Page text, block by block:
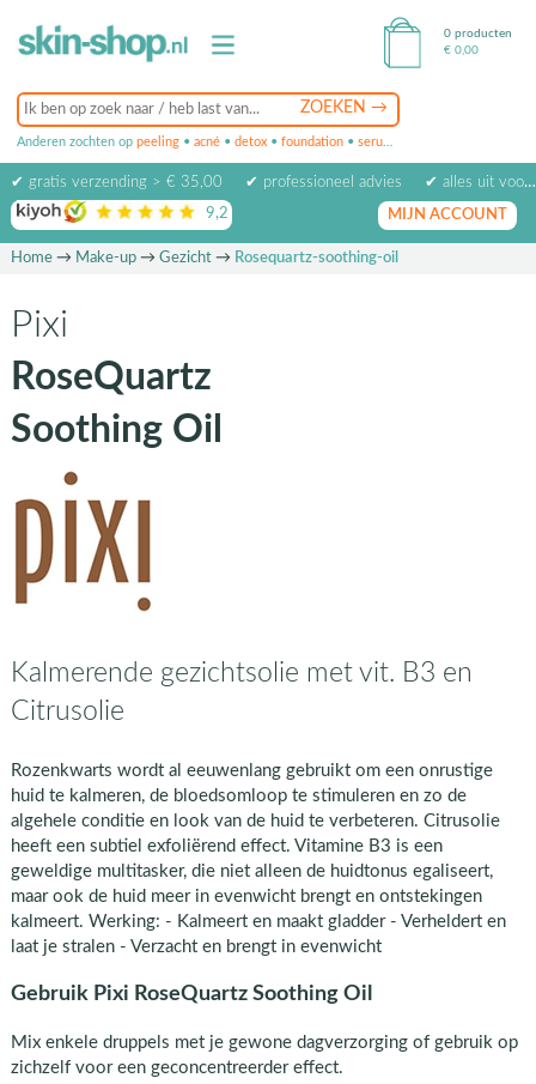
Anderen zochten op peeling • acné • detox • foundation • serum
0 producten
€ 0,00
✔ gratis verzending > € 35,00 ✔ professioneel advies
✔ alles uit voorraad leverbaar
9,2 op basis van beoordelingen
MIJN ACCOUNT
Home→ Make-up→ Gezicht→ Rosequartz-soothing-oil
Pixi
RoseQuartz
Soothing Oil
Kalmerende gezichtsolie met vit. B3 en
Citrusolie
Rozenkwarts wordt al eeuwenlang gebruikt om een onrustige
huid te kalmeren, de bloedsomloop te stimuleren en zo de
algehele conditie en look van de huid te verbeteren. Citrusolie
heeft een subtiel exfoliërend effect. Vitamine B3 is een
geweldige multitasker, die niet alleen de huidtonus egaliseert,
maar ook de huid meer in evenwicht brengt en ontstekingen
kalmeert. Werking: - Kalmeert en maakt gladder - Verheldert en
laat je stralen - Verzacht en brengt in evenwicht
Gebruik Pixi RoseQuartz Soothing Oil
Mix enkele druppels met je gewone dagverzorging of gebruik op
zichzelf voor een geconcentreerder effect.